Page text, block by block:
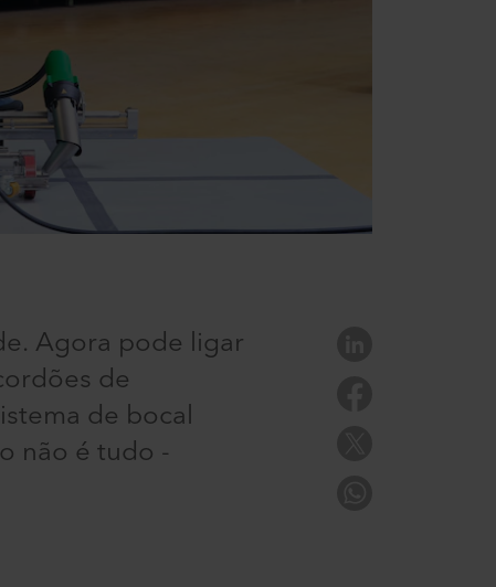
Agora pode ligar
de
de bocal
não é tudo -